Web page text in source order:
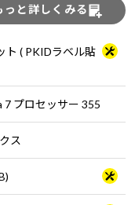
っと詳しくみる
ト ( PKIDラベル貼
プロセッサー 355
ス